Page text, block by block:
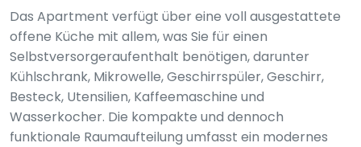
Das Apartment verfügt über eine voll ausgestattete
offene Küche mit allem, was Sie für einen
Selbstversorgeraufenthalt benötigen, darunter
Kühlschrank, Mikrowelle, Geschirrspüler, Geschirr,
Besteck, Utensilien, Kaffeemaschine und
Wasserkocher. Die kompakte und dennoch
funktionale Raumaufteilung umfasst ein modernes